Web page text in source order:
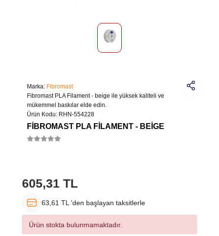
Marka: Fibromast
Fibromast PLA Filament - beige ile yüksek kaliteli ve
mükemmel baskılar elde edin.
Ürün Kodu: RHN-554228
FIBROMAST PLA FILAMENT - BEIGE
605,31 TL
63,61 TL 'den başlayan taksitlerle
Ürün stokta bulunmamaktadır.